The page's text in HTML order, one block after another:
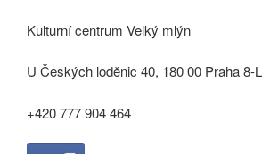
Kulturní centrum Velký mlýn
U Českých loděnic 40, 180 00 Praha 8-
+420 777 904 464